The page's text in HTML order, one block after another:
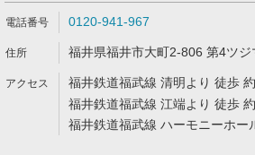
0120-941-967
福井県福井市大町2-806 第4ツジ
福井鉄道福武線 清明より 徒歩
福井鉄道福武線 江端より 徒歩
福井鉄道福武線 ハーモニーホー